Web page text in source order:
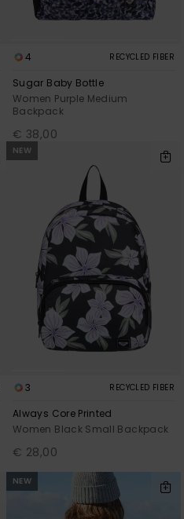
4 RECYCLED FIBER
Sugar Baby Bottle
Women Purple Medium
Backpack
€ 38,00
NEW
3 RECYCLED FIBER
Always Core Printed
Women Black Small Backpack
€ 28,00
NEW